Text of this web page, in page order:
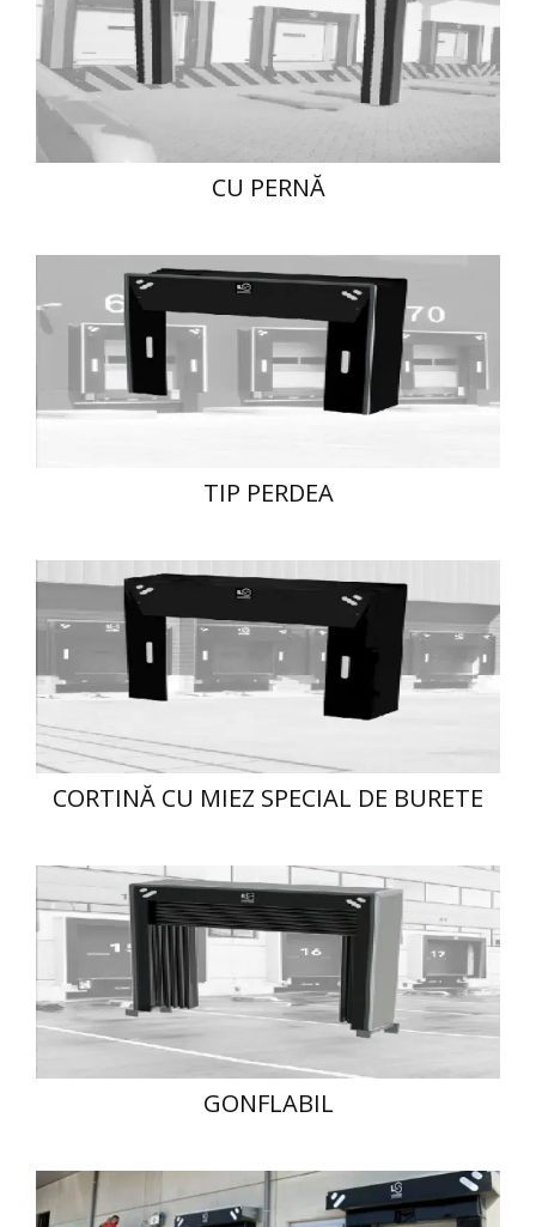
CU PERNĂ
TIP PERDEA
CORTINĂ CU MIEZ SPECIAL DE BURETE
GONFLABIL